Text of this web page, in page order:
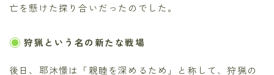
亡を懸けた探り合いだったのでした。
狩猟という名の新たな戦場
後日、耶沐憬は「親睦を深めるため」と称して、狩猟の